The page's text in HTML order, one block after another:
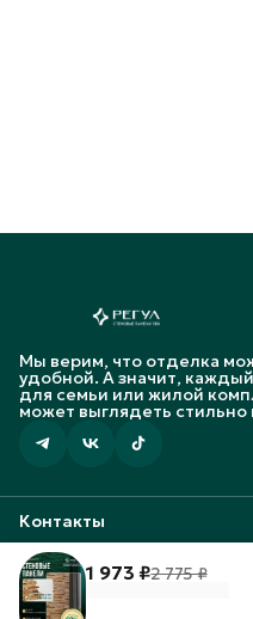
1 973 ₽2 775 ₽
Мы верим, что отделка
удобной. А значит,
для семьи или жилой
может выглядеть стильно
Контакты
Адрес
Ростовская обл, г.
12/4.
Телефон
Оплата ДоставкаПравила